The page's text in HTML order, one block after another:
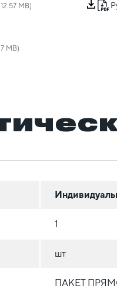
MB)
MB)
1
шт
ПАКЕТ